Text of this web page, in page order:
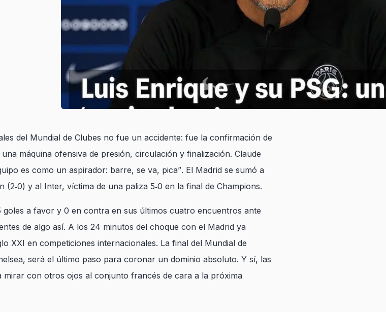
del Mundial de Clubes no fue un accidente: fue la confirmación de
máquina ofensiva de presión, circulación y finalización. Claude
es como un aspirador: barre, se va, pica”. El Madrid se sumó a
y al Inter, víctima de una paliza 5‑0 en la final de Champions.
a favor y 0 en contra en sus últimos cuatro encuentros ante
de algo así. A los 24 minutos del choque con el Madrid ya
XXI en competiciones internacionales. La final del Mundial de
será el último paso para coronar un dominio absoluto. Y sí, las
mirar con otros ojos al conjunto francés de cara a la próxima